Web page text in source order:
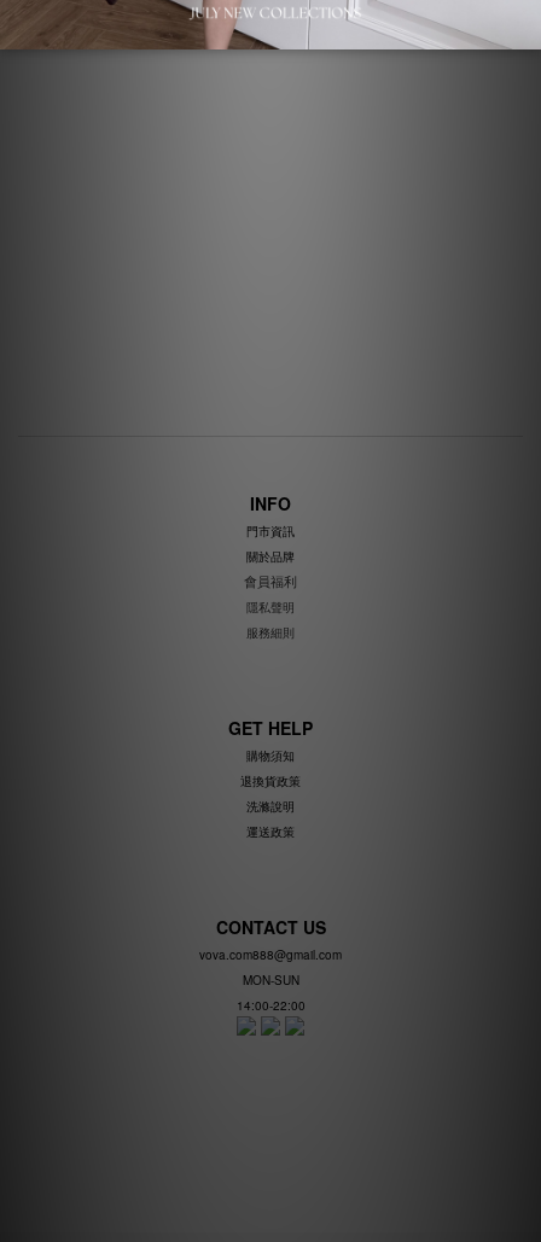
INFO
門市資訊
關於品牌
會員福利
隱私聲明
服務細則
GET HELP
購物須知
退換貨政策
洗滌說明
運送政策
CONTACT US
vova.com888@gmail.com
MON-SUN
14:00-22:00